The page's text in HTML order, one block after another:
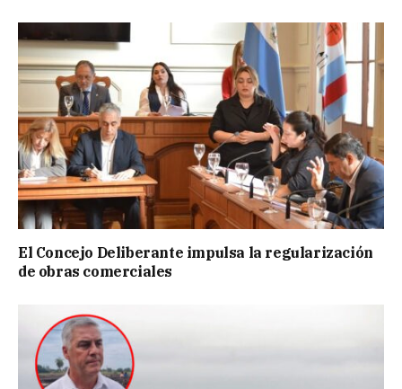
El Concejo Deliberante impulsa la regularización
de obras comerciales